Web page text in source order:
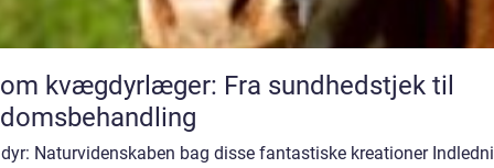
kvægdyrlæger: Fra sundhedstjek til
Naturvidenskaben bag disse fantastiske kreationer